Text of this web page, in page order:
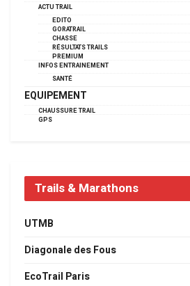
ACTU TRAIL
EDITO
GORATRAIL
CHASSE
RÉSULTATS TRAILS
PREMIUM
INFOS ENTRAINEMENT
SANTÉ
EQUIPEMENT
CHAUSSURE TRAIL
GPS
Trails & Marathons
UTMB
Diagonale des Fous
EcoTrail Paris